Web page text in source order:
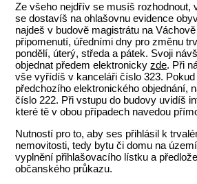
Ze všeho nejdřív se musíš rozhodnout,
se dostavíš na ohlašovnu evidence
najdeš v budově magistrátu na
připomenutí, úředními dny pro změnu
pondělí, úterý, středa a pátek. Svoji
objednat předem elektronickyzde. Při
vše vyřídíš v kanceláři číslo 323.
předchozího elektronického objednání,
číslo 222. Při vstupu do budovy uvidíš
které tě v obou případech navedou
Nutností pro to, aby ses přihlásil k
nemovitosti, tedy bytu či domu na
vyplnění přihlašovacího lístku a
občanského průkazu.